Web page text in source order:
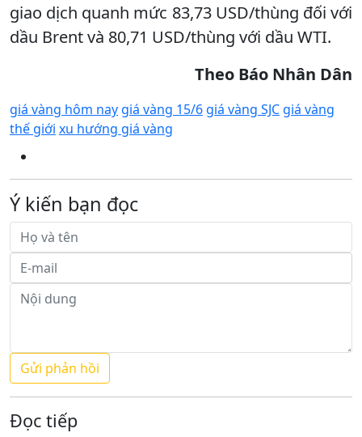
giao dịch quanh mức 83,73 USD/thùng đối với
dầu Brent và 80,71 USD/thùng với dầu WTI.
Theo Báo Nhân Dân
giá vàng hôm nay giá vàng 15/6 giá vàng SJC giá vàng
thế giới xu hướng giá vàng
Ý kiến bạn đọc
Đọc tiếp